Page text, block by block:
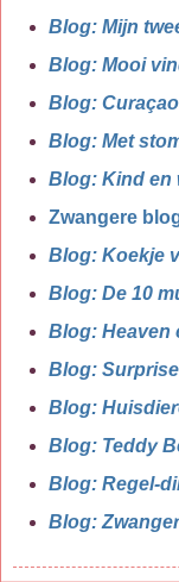
Blog: Mijn
Blog: Mooi
Blog:
Blog: Met
Blog: Kind en
Zwangere
Blog: Koekje
Blog: De 10
Blog: Heaven
Blog:
Blog:
Blog: Teddy
Blog: Regel-
Blog: